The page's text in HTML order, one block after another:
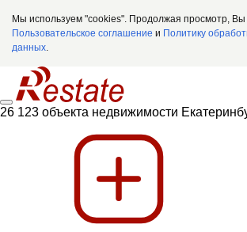
Мы используем "cookies". Продолжая просмотр,
Пользовательское соглашение и Политику
данных.
26 123 объекта недвижимости